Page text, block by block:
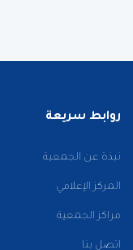
روابط سريعة
نبذة عن الجمعية
المركز الإعلامي
مراكز الجمعية
اتصل بنا